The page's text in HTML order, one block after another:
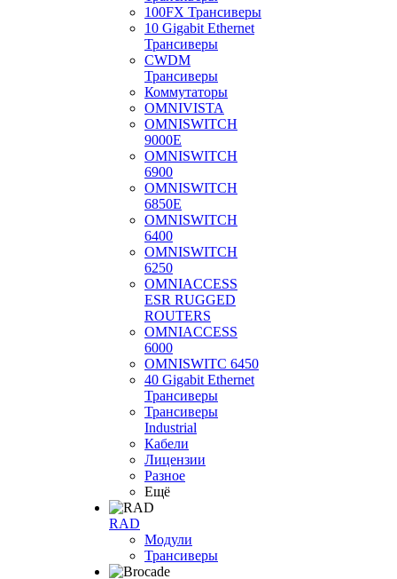
100FX Трансиверы
10 Gigabit Ethernet
Трансиверы
CWDM
Трансиверы
Коммутаторы
OMNIVISTA
OMNISWITCH
9000E
OMNISWITCH
6900
OMNISWITCH
6850E
OMNISWITCH
6400
OMNISWITCH
6250
OMNIACCESS
ESR RUGGED
ROUTERS
OMNIACCESS
6000
OMNISWITC 6450
40 Gigabit Ethernet
Трансиверы
Трансиверы
Industrial
Кабели
Лицензии
Разное
Ещё
RAD
Модули
Трансиверы